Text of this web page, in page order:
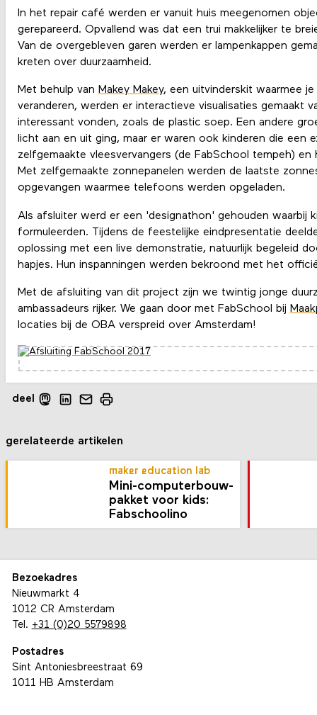
In het repair café werden er vanuit huis meegenomen
gerepareerd. Opvallend was dat een trui makkelijker te
Van de overgebleven garen werden er lampenkappen
kreten over duurzaamheid.
Met behulp van Makey Makey, een uitvinderskit waarmee
veranderen, werden er interactieve visualisaties gemaakt
interessant vonden, zoals de plastic soep. Een andere
licht aan en uit ging, maar er waren ook kinderen die een
zelfgemaakte vleesvervangers (de FabSchool tempeh)
Met zelfgemaakte zonnepanelen werden de laatste
opgevangen waarmee telefoons werden opgeladen.
Als afsluiter werd er een 'designathon' gehouden waarbij
formuleerden. Tijdens de feestelijke eindpresentatie
oplossing met een live demonstratie, natuurlijk begeleid
hapjes. Hun inspanningen werden bekroond met het
Met de afsluiting van dit project zijn we twintig jonge
ambassadeurs rijker. We gaan door met FabSchool bij
locaties bij de OBA verspreid over Amsterdam!
deel
gerelateerde artikelen
maker education lab
Mini-computer­bouw­
pakket voor kids:
Fabschoolino
Bezoekadres
Nieuwmarkt 4
1012 CR Amsterdam
Tel. +31 (0)20 5579898
Postadres
Sint Antoniesbreestraat 69
1011 HB Amsterdam